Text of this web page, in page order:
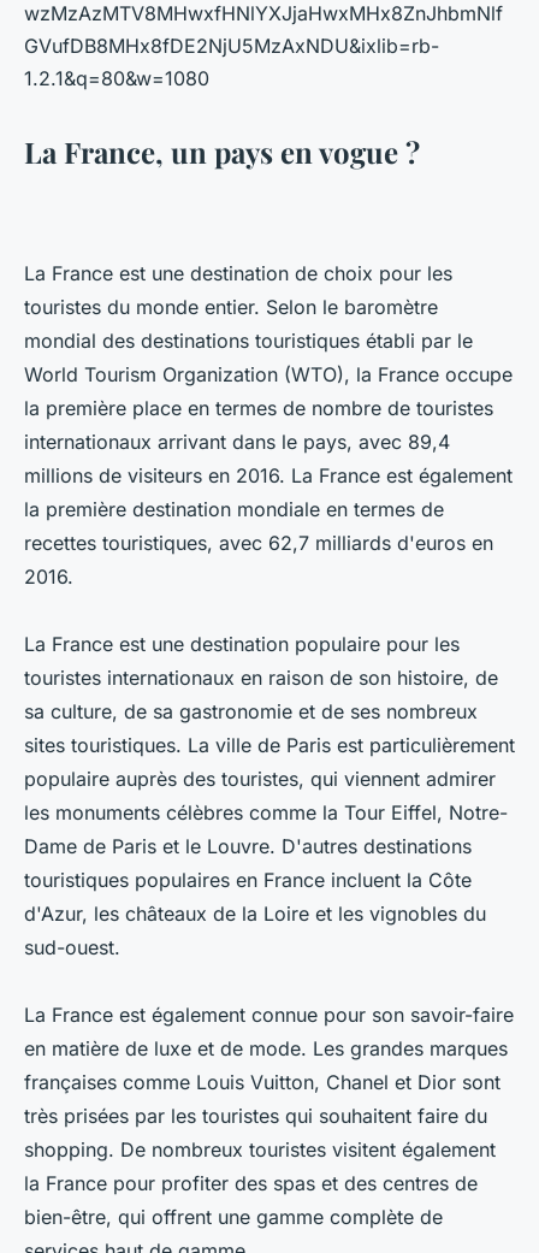
wzMzAzMTV8MHwxfHNlYXJjaHwxMHx8ZnJhbmNlf
GVufDB8MHx8fDE2NjU5MzAxNDU&ixlib=rb-
1.2.1&q=80&w=1080
La France, un pays en vogue ?
La France est une destination de choix pour les
touristes du monde entier. Selon le baromètre
mondial des destinations touristiques établi par le
World Tourism Organization (WTO), la France occupe
la première place en termes de nombre de touristes
internationaux arrivant dans le pays, avec 89,4
millions de visiteurs en 2016. La France est également
la première destination mondiale en termes de
recettes touristiques, avec 62,7 milliards d'euros en
2016.
La France est une destination populaire pour les
touristes internationaux en raison de son histoire, de
sa culture, de sa gastronomie et de ses nombreux
sites touristiques. La ville de Paris est particulièrement
populaire auprès des touristes, qui viennent admirer
les monuments célèbres comme la Tour Eiffel, Notre-
Dame de Paris et le Louvre. D'autres destinations
touristiques populaires en France incluent la Côte
d'Azur, les châteaux de la Loire et les vignobles du
sud-ouest.
La France est également connue pour son savoir-faire
en matière de luxe et de mode. Les grandes marques
françaises comme Louis Vuitton, Chanel et Dior sont
très prisées par les touristes qui souhaitent faire du
shopping. De nombreux touristes visitent également
la France pour profiter des spas et des centres de
bien-être, qui offrent une gamme complète de